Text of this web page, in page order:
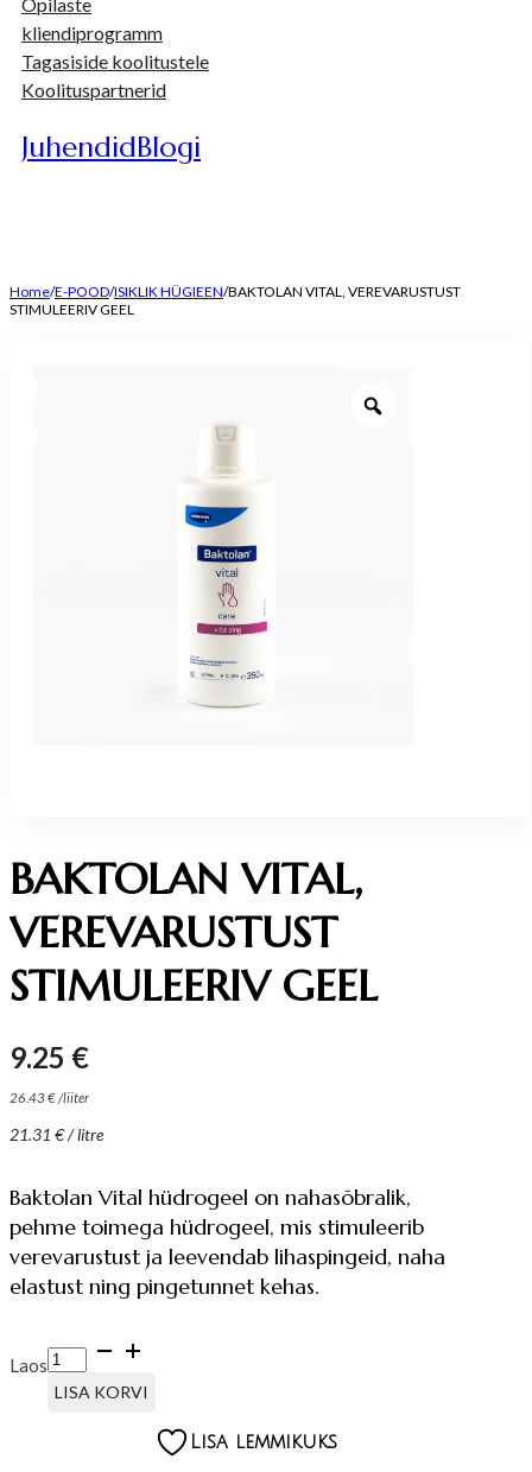
Õpilaste
kliendiprogramm
Tagasiside koolitustele
Koolituspartnerid
JuhendidBlogi
Home/E-POOD/ISIKLIK HÜGIEEN/BAKTOLAN VITAL, VEREVARUSTUST
STIMULEERIV GEEL
BAKTOLAN VITAL,
VEREVARUSTUST
STIMULEERIV GEEL
9.25 €
26.43€ /liiter
21.31 €/ litre
Baktolan Vital hüdrogeel on nahasõbralik,
pehme toimega hüdrogeel, mis stimuleerib
verevarustust ja leevendab lihaspingeid, naha
elastust ning pingetunnet kehas.
Laos
BAKTOLAN
VITAL,
VEREVARUSTUST
LISA KORVI
Lisa lemmikuks